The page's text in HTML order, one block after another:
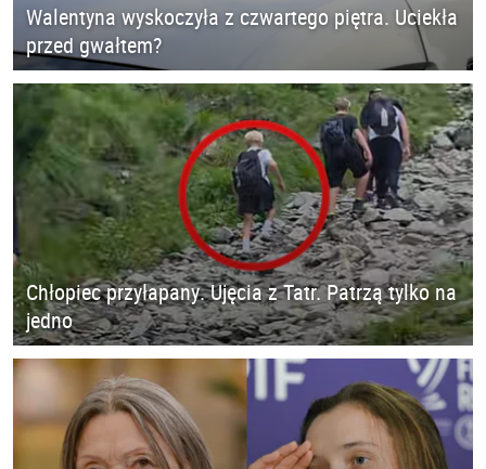
Walentyna wyskoczyła z czwartego piętra. Uciekła
przed gwałtem?
Chłopiec przyłapany. Ujęcia z Tatr. Patrzą tylko na
jedno